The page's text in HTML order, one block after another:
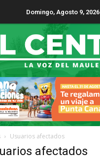
Domingo, Agosto 9, 2026
Usuarios afectados
afectados